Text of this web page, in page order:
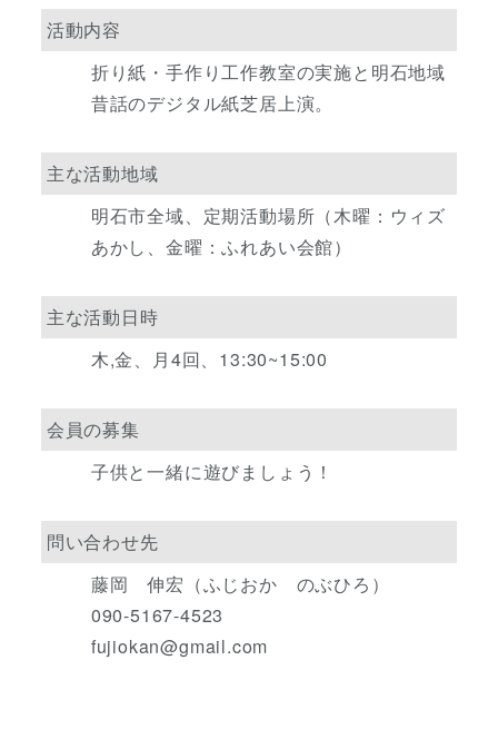
活動内容
折り紙・手作り工作教室の実施と明石地域
昔話のデジタル紙芝居上演。
主な活動地域
明石市全域、定期活動場所（木曜：ウィズ
あかし、金曜：ふれあい会館）
主な活動日時
木,金、月4回、13:30~15:00
会員の募集
子供と一緒に遊びましょう！
問い合わせ先
藤岡 伸宏（ふじおか のぶひろ）
090-5167-4523
fujiokan@gmail.com